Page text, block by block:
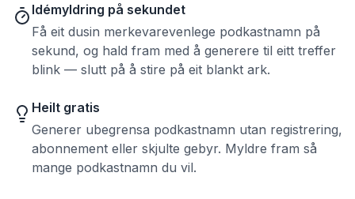
Idémyldring på sekundet
Få eit dusin merkevarevenlege podkastnamn på
sekund, og hald fram med å generere til eitt treffer
blink — slutt på å stire på eit blankt ark.
Heilt gratis
Generer ubegrensa podkastnamn utan registrering,
abonnement eller skjulte gebyr. Myldre fram så
mange podkastnamn du vil.